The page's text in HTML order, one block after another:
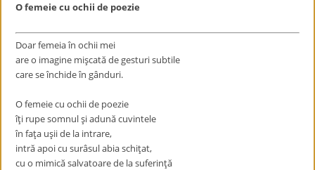
O femeie cu ochii de poezie
Doar femeia în ochii mei
are o imagine mişcată de gesturi subtile
care se închide în gânduri.
O femeie cu ochii de poezie
îţi rupe somnul şi adună cuvintele
în faţa uşii de la intrare,
intră apoi cu surâsul abia schiţat,
cu o mimică salvatoare de la suferinţă